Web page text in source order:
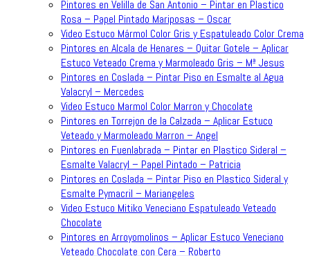
Pintores en Velilla de San Antonio – Pintar en Plastico
Rosa – Papel Pintado Mariposas – Oscar
Video Estuco Mármol Color Gris y Espatuleado Color Crema
Pintores en Alcala de Henares – Quitar Gotele – Aplicar
Estuco Veteado Crema y Marmoleado Gris – Mª Jesus
Pintores en Coslada – Pintar Piso en Esmalte al Agua
Valacryl – Mercedes
Video Estuco Marmol Color Marron y Chocolate
Pintores en Torrejon de la Calzada – Aplicar Estuco
Veteado y Marmoleado Marron – Angel
Pintores en Fuenlabrada – Pintar en Plastico Sideral –
Esmalte Valacryl – Papel Pintado – Patricia
Pintores en Coslada – Pintar Piso en Plastico Sideral y
Esmalte Pymacril – Mariangeles
Video Estuco Mitiko Veneciano Espatuleado Veteado
Chocolate
Pintores en Arroyomolinos – Aplicar Estuco Veneciano
Veteado Chocolate con Cera – Roberto